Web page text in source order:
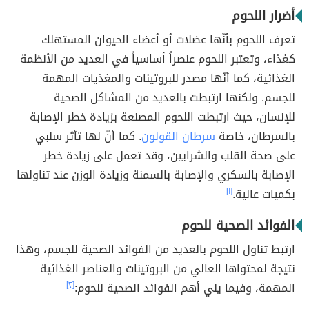
أضرار اللحوم
تعرف اللحوم بأنّها عضلات أو أعضاء الحيوان المستهلك
كغذاء، وتعتبر اللحوم عنصراً أساسياً في العديد من الأنظمة
الغذائية، كما أنّها مصدر للبروتينات والمغذيات المهمة
للجسم. ولكنها ارتبطت بالعديد من المشاكل الصحية
للإنسان، حيث ارتبطت اللحوم المصنعة بزيادة خطر الإصابة
بالسرطان، خاصة سرطان القولون. كما أنّ لها تأثر سلبي
على صحة القلب والشرايين، وقد تعمل على زيادة خطر
الإصابة بالسكري والإصابة بالسمنة وزيادة الوزن عند تناولها
بكميات عالية.[١]
الفوائد الصحية للحوم
ارتبط تناول اللحوم بالعديد من الفوائد الصحية للجسم، وهذا
نتيجة لمحتواها العالي من البروتينات والعناصر الغذائية
المهمة، وفيما يلي أهم الفوائد الصحية للحوم:[٢]